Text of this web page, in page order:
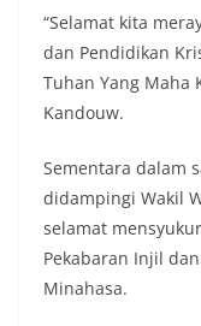
“Selamat kita
dan Pendidikan
Tuhan Yang Maha
Kandouw.
Sementara dalam
didampingi Wakil
selamat
Pekabaran Injil
Minahasa.